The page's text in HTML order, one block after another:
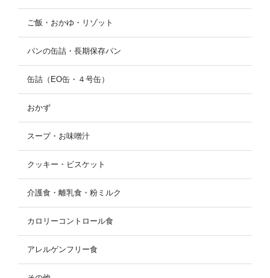
ご飯・おかゆ・リゾット
パンの缶詰・長期保存パン
缶詰（EO缶・４号缶）
おかず
スープ・お味噌汁
クッキー・ビスケット
介護食・離乳食・粉ミルク
カロリーコントロール食
アレルゲンフリー食